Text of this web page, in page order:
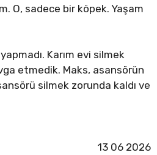
O, sadece bir köpek. Yaşam
Karım evi silmek
etmedik. Maks, asansörün
silmek zorunda kaldı ve
13 06 2026